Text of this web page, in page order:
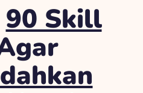
90 Skill